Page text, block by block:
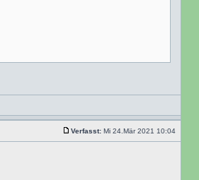
Verfasst: Mi 24.Mär 2021 10:04